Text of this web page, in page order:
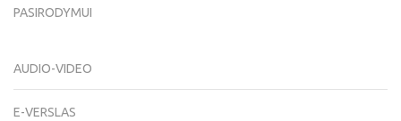
PASIRODYMUI
AUDIO-VIDEO
E-VERSLAS